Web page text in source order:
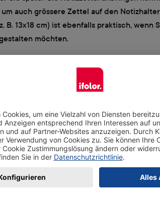
auch grössere Zettel auf den
B. 13x18 cm) ist ebenfalls praktisch,
möchten.
Fotodisplays können Sie auf verschiedene
DIY-Notizhalter eignet sich am besten
haben, neben Ihren Fotos einen freien
nur ein einzelnes Foto aussuchen und
kommt das ausgewählte Bild natürlich
können Sie Ihr Fotodisplay individuell
und Texte einfügen, Cliparts, Rahmen